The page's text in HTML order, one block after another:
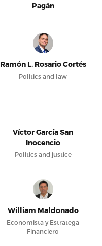
Pagán
Ramón L. Rosario Cortés
Politics and law
Víctor García San
Inocencio
Politics and justice
William Maldonado
Economista y Estratega
Financiero